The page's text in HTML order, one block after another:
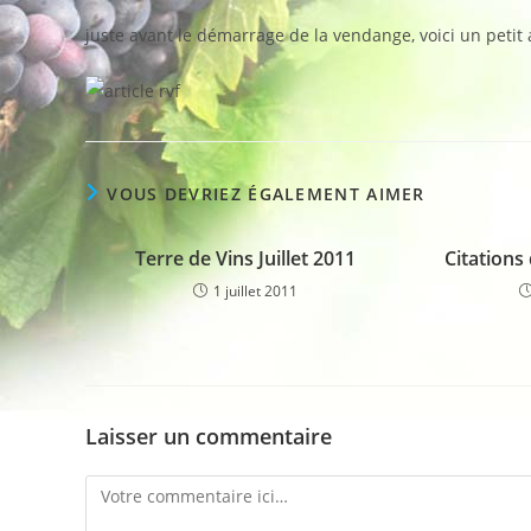
publication :
juste avant le démarrage de la vendange, voici un
VOUS DEVRIEZ ÉGALEMENT AIMER
Terre de Vins Juillet 2011
1 juillet 2011
Citations
Laisser un commentaire
Comment